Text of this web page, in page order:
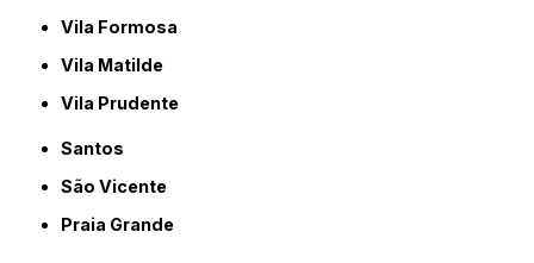
Vila Formosa
Vila Matilde
Vila Prudente
Santos
São Vicente
Praia Grande